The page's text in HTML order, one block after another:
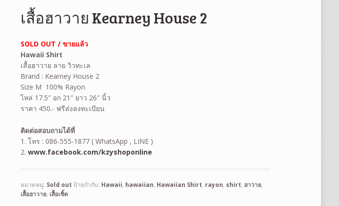
เสื้อฮาวาย Kearney House 2
SOLD OUT / ขายแล้ว
Hawaii Shirt
เสื้อฮาวาย ลาย วิวทะเล
Brand : Kearney House 2
Size M 100% Rayon
ไหล่ 17.5″ อก 21″ ยาว 26″ นิ้ว
ราคา 450.- ฟรีส่งลงทะเบียน
ติดต่อสอบถามได้ที่
1. โทร : 086-555-1877 ( WhatsApp , LINE )
2.www.facebook.com/kzyshoponline
หมวดหมู่: Sold out ป้ายกำกับ: Hawaii, hawaiian, Hawaiian Shirt, rayon, shirt, ฮาวาย,
เสื้อฮาวาย, เสื้อเชิ้ต